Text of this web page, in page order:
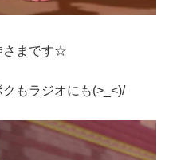
さまです☆
もラジオにも(>_<)/